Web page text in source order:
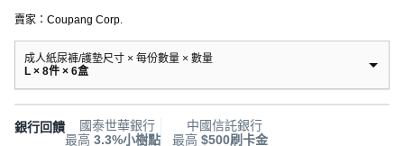
賣家： Coupang Corp.
成人紙尿褲/護墊尺寸 × 每份數量 × 數量
L × 8件 × 6盒
銀行回饋
國泰世華銀行
最高 3.3%小樹點
中國信託銀行
最高 $500刷卡金